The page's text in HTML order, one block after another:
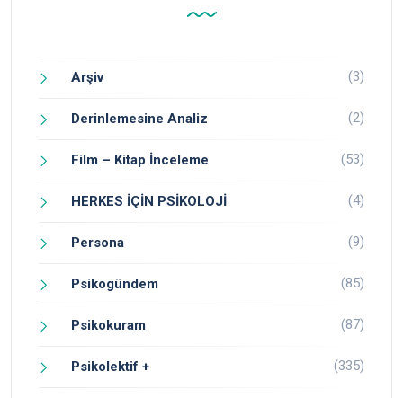
Arşiv (3)
Derinlemesine Analiz (2)
Film – Kitap İnceleme (53)
HERKES İÇİN PSİKOLOJİ (4)
Persona (9)
Psikogündem (85)
Psikokuram (87)
Psikolektif + (335)